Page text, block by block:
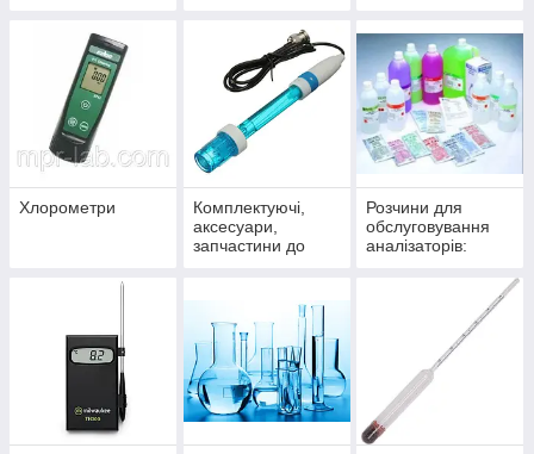
рідинах
Хлорометри
Комплектуючі,
аксесуари,
запчастини до
датчики, щупи,
кювети, насадки,
ущіл
Розчини для
обслуговування
аналізаторів:
зберігання, чистка,
промивка, реген